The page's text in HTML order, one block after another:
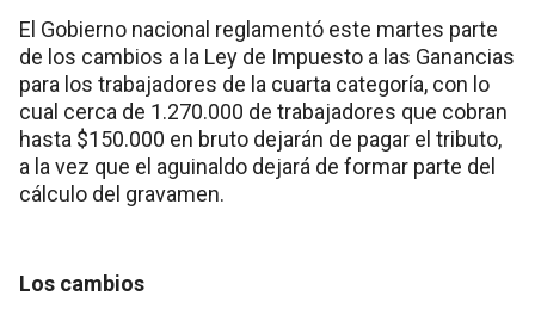
El Gobierno nacional reglamentó este martes parte
de los cambios a la Ley de Impuesto a las Ganancias
para los trabajadores de la cuarta categoría, con lo
cual cerca de 1.270.000 de trabajadores que cobran
hasta $150.000 en bruto dejarán de pagar el tributo,
a la vez que el aguinaldo dejará de formar parte del
cálculo del gravamen.
Los cambios